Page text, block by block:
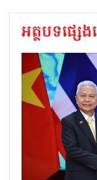
អត្ថបទផ្សេ